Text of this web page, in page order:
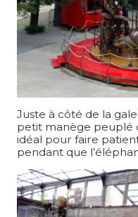
Juste à côté de la
petit manège peuplé
idéal pour faire
pendant que